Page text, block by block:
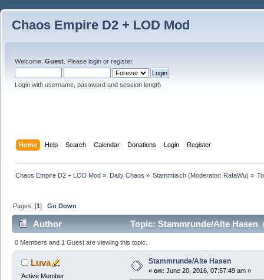
Chaos Empire D2 + LOD Mod
Welcome, Guest . Please login or register.
Login with username, password and session length
Home Help Search Calendar Donations Login Register
Chaos Empire D2 + LOD Mod » Daily Chaos » Stammtisch(Moderator: RafaWu) »
Pages: [1]Go Down
Author Topic: Stammrunde/Alte Hasen
0 Members and 1 Guest are viewing this topic.
Luva
Active Member
Stammrunde/Alte Hasen
« on: June 20, 2016, 07:57:49 am »